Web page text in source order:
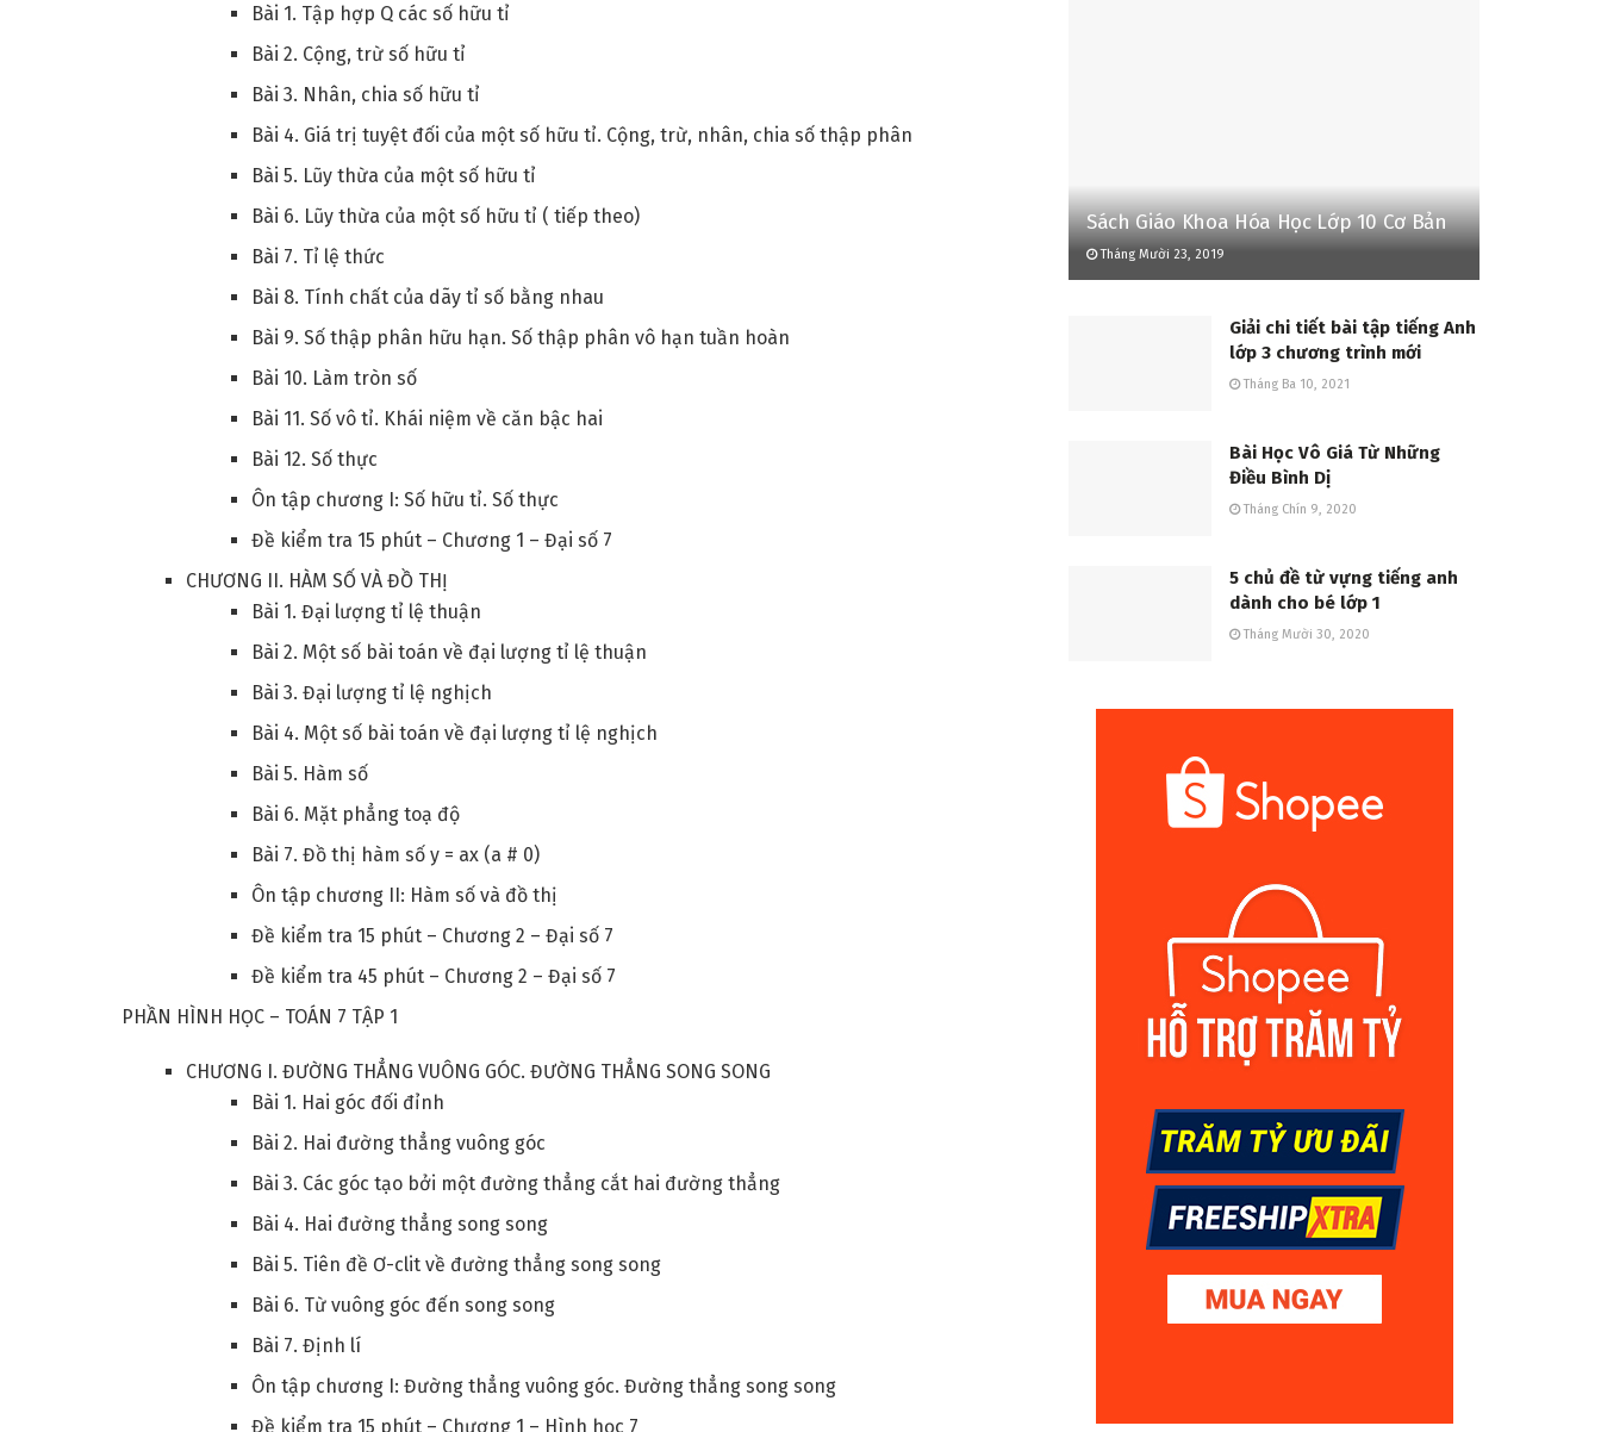
Bài 1. Tập hợp Q các số hữu tỉ
Bài 2. Cộng, trừ số hữu tỉ
Bài 3. Nhân, chia số hữu tỉ
Bài 4. Giá trị tuyệt đối của một số hữu tỉ. Cộng, trừ, nhân, chia số thập phân
Bài 5. Lũy thừa của một số hữu tỉ
Bài 6. Lũy thừa của một số hữu tỉ ( tiếp theo)
Bài 7. Tỉ lệ thức
Bài 8. Tính chất của dãy tỉ số bằng nhau
Bài 9. Số thập phân hữu hạn. Số thập phân vô hạn tuần hoàn
Bài 10. Làm tròn số
Bài 11. Số vô tỉ. Khái niệm về căn bậc hai
Bài 12. Số thực
Ôn tập chương I: Số hữu tỉ. Số thực
Đề kiểm tra 15 phút – Chương 1 – Đại số 7
CHƯƠNG II. HÀM SỐ VÀ ĐỒ THỊ
Bài 1. Đại lượng tỉ lệ thuận
Bài 2. Một số bài toán về đại lượng tỉ lệ thuận
Bài 3. Đại lượng tỉ lệ nghịch
Bài 4. Một số bài toán về đại lượng tỉ lệ nghịch
Bài 5. Hàm số
Bài 6. Mặt phẳng toạ độ
Bài 7. Đồ thị hàm số y = ax (a # 0)
Ôn tập chương II: Hàm số và đồ thị
Đề kiểm tra 15 phút – Chương 2 – Đại số 7
Đề kiểm tra 45 phút – Chương 2 – Đại số 7
PHẦN HÌNH HỌC – TOÁN 7 TẬP 1
CHƯƠNG I. ĐƯỜNG THẲNG VUÔNG GÓC. ĐƯỜNG THẲNG SONG SONG
Bài 1. Hai góc đối đỉnh
Bài 2. Hai đường thẳng vuông góc
Bài 3. Các góc tạo bởi một đường thẳng cắt hai đường thẳng
Bài 4. Hai đường thẳng song song
Bài 5. Tiên đề Ơ-clit về đường thẳng song song
Bài 6. Từ vuông góc đến song song
Bài 7. Định lí
Ôn tập chương I: Đường thẳng vuông góc. Đường thẳng song song
Đề kiểm tra 15 phút – Chương 1 – Hình học 7
Sách Giáo Khoa Hóa Học Lớp 10 Cơ Bản
Tháng Mười 23, 2019
Giải chi tiết bài tập tiếng Anh
lớp 3 chương trình mới
Tháng Ba 10, 2021
Bài Học Vô Giá Từ Những
Điều Bình Dị
Tháng Chín 9, 2020
5 chủ đề từ vựng tiếng anh
dành cho bé lớp 1
Tháng Mười 30, 2020